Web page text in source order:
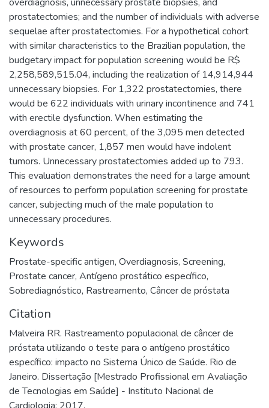
prostatectomies; and the number of individuals with adverse
sequelae after prostatectomies. For a hypothetical cohort
with similar characteristics to the Brazilian population, the
budgetary impact for population screening would be R$
2,258,589,515.04, including the realization of 14,914,944
unnecessary biopsies. For 1,322 prostatectomies, there
would be 622 individuals with urinary incontinence and 741
with erectile dysfunction. When estimating the
overdiagnosis at 60 percent, of the 3,095 men detected
with prostate cancer, 1,857 men would have indolent
tumors. Unnecessary prostatectomies added up to 793.
This evaluation demonstrates the need for a large amount
of resources to perform population screening for prostate
cancer, subjecting much of the male population to
unnecessary procedures.
Keywords
Prostate-specific antigen, Overdiagnosis, Screening,
Prostate cancer, Antígeno prostático específico,
Sobrediagnóstico, Rastreamento, Câncer de próstata
Citation
Malveira RR. Rastreamento populacional de câncer de
próstata utilizando o teste para o antígeno prostático
específico: impacto no Sistema Único de Saúde. Rio de
Janeiro. Dissertação [Mestrado Profissional em Avaliação
de Tecnologias em Saúde] - Instituto Nacional de